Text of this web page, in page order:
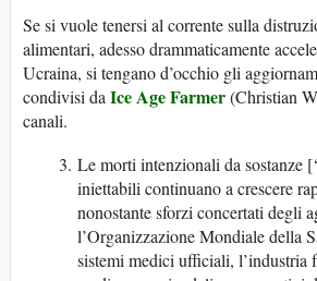
Se si vuole tenersi al corrente sulla
alimentari, adesso drammaticamente
Ucraina, si tengano d’occhio gli
condivisi daIce Age Farmer(Christian
canali.
Le morti intenzionali da sostanze
iniettabili continuano a crescere
nonostante sforzi concertati degli
l’Organizzazione Mondiale della
sistemi medici ufficiali, l’industria